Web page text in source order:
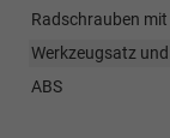
Radschrauben
Werkzeugsatz
ABS